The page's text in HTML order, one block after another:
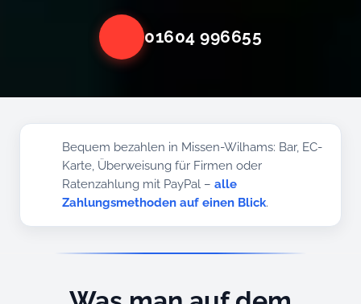
01604 996655
Bequem bezahlen in Missen-Wilhams: Bar, EC-
Karte, Überweisung für Firmen oder
Ratenzahlung mit PayPal –alle
Zahlungsmethoden auf einen Blick.